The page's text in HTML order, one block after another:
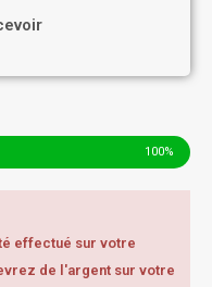
100%
effectué sur votre
de l'argent sur votre